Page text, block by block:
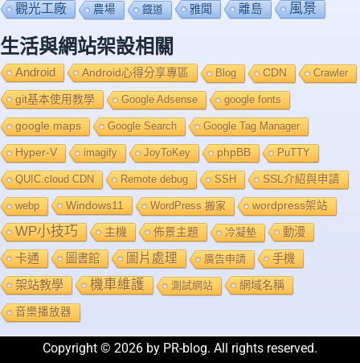
觀光工廠 農場 鐡道 雅聞 離島 風景
生活與網站架設相關
Android Android心得分享專區 Blog CDN Crawler
git基本使用教學 Google Adsense google fonts
google maps Google Search Google Tag Manager
Hyper-V imagify JoyToKey phpBB PuTTY
QUIC.cloud CDN Remote debug SSH SSL介紹與申請
webp Windows11 WordPress 搬家 wordpress架站
WP小技巧 主機 佈景主題 冷凝墊 動漫
卡通 圖書館 圖片處理 廣告申請 手機
架站教學 機車維護 測試網站 網域名稱
音樂播放器
Copyright © 2026 by PR-blog. All rights reserved.